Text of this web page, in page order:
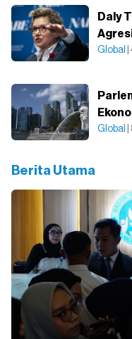
Daly
Global
Global
Berita Utama